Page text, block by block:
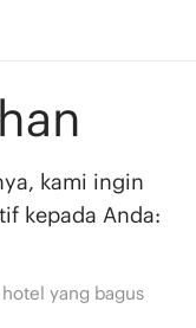
kami ingin
kepada Anda:
yang bagus